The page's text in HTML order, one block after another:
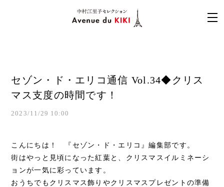
セゾン・ド・エリコ通信 Vol.34◆クリス
マス支度の時間です！
2023/11/29 10:00
こんにちは！ 『セゾン・ド・エリコ』編集部です。
街はやっと見頃になった紅葉と、クリスマスイルミネーシ
ョンが一気に彩っています。
おうちでもクリスマス飾りやクリスマスプレゼントの準備